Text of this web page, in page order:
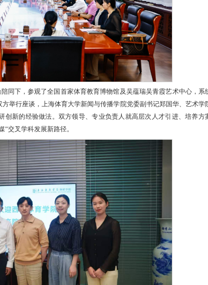
同下，参观了全国首家体育教育博物馆及吴蕴瑞吴青霞艺术中心，系
举行座谈，上海体育大学新闻与传播学院党委副书记郑国华、艺术学
新的经验做法。双方领导、专业负责人就高层次人才引进、培养方
交叉学科发展新路径。